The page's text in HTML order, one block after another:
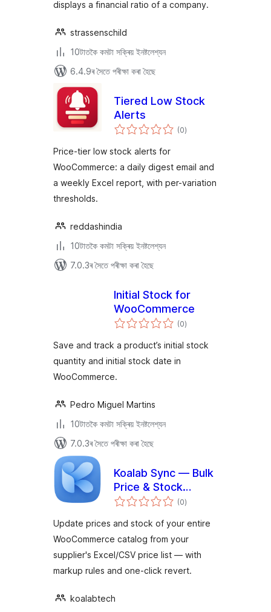
displays a financial ratio of a company.
strassenschild
10টাতকৈ কমটা সক্ৰিয় ইনষ্টলেশ্যন
6.4.9ৰ সৈতে পৰীক্ষা কৰা হৈছে
Tiered Low Stock
Alerts
(0টা
মুঠ)
Price-tier low stock alerts for
WooCommerce: a daily digest email and
a weekly Excel report, with per-variation
thresholds.
reddashindia
10টাতকৈ কমটা সক্ৰিয় ইনষ্টলেশ্যন
7.0.3ৰ সৈতে পৰীক্ষা কৰা হৈছে
Initial Stock for
WooCommerce
(0টা
মুঠ)
Save and track a product’s initial stock
quantity and initial stock date in
WooCommerce.
Pedro Miguel Martins
10টাতকৈ কমটা সক্ৰিয় ইনষ্টলেশ্যন
7.0.3ৰ সৈতে পৰীক্ষা কৰা হৈছে
Koalab Sync — Bulk
Price & Stock
Updates for (0টা
মুঠ)
Update prices and stock of your entire
WooCommerce catalog from your
supplier's Excel/CSV price list — with
markup rules and one-click revert.
koalabtech